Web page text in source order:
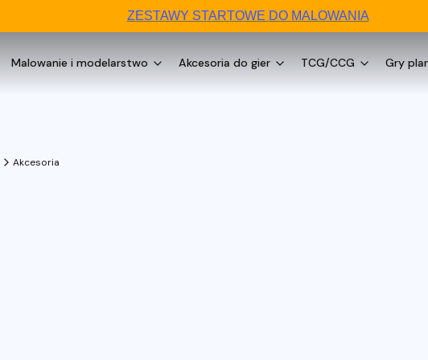
ZESTAWY STARTOWE DO MALOWANIA
Malowanie i modelarstwo Akcesoria do gier TCG/CCG Gry
Akcesoria